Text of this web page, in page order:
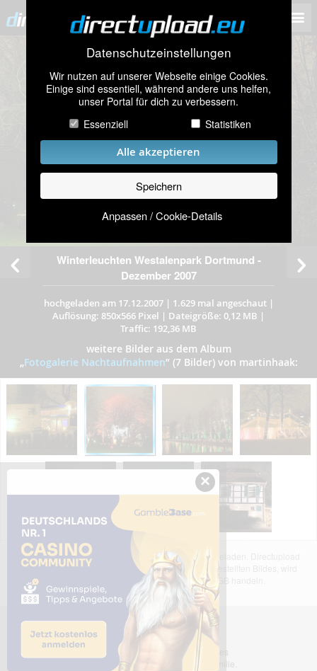
Datenschutzeinstellungen
Wir nutzen auf unserer Webseite einige Cookies.
Einige sind essentiell, während andere uns helfen,
unser Portal für dich zu verbessern.
Essenziell
Statistiken
Alle akzeptieren
Speichern
Anpassen / Cookie-Details
Winterleuchten Westalenpark Dortmund -
Dezember 2007
hochgeladen am 17.12.2007| 1.629 mal angeschaut|
Auflösung: 850x566 Pixel | Dateigröße: 0,12 MB |
Traffic: 192,36 MB
weitere Bilder aus dem Album
„Fotogalerie Nachtaufnahmen” (7 Bilder) von martinhaak:
Das dargestellte Bild wurde von einem Nutzer hochgeladen. Directupload
übernimmt keinerlei Haftung für den Inhalt des dargestellten Bildes, wird
jedoch bei Verstößen nach §2(3) unserer AGB handeln.
Dieses Bild teilen
Dir gefällt dieses Bild? Dann teile es
mit deinen Freunden und deiner Familie.
×